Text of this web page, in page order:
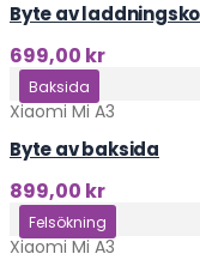
Byte av
699,00 kr
Klicka här
Baksida
Xiaomi Mi A3
Byte av baksida
899,00 kr
Klicka här
Felsökning
Xiaomi Mi A3